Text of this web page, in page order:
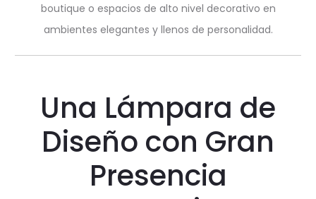
boutique o espacios de alto nivel decorativo en
ambientes elegantes y llenos de personalidad.
Una Lámpara de
Diseño con Gran
Presencia